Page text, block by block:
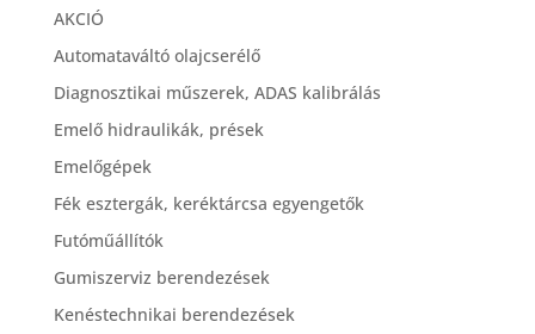
AKCIÓ
Automataváltó olajcserélő
Diagnosztikai műszerek, ADAS kalibrálás
Emelő hidraulikák, prések
Emelőgépek
Fék esztergák, keréktárcsa egyengetők
Futóműállítók
Gumiszerviz berendezések
Kenéstechnikai berendezések